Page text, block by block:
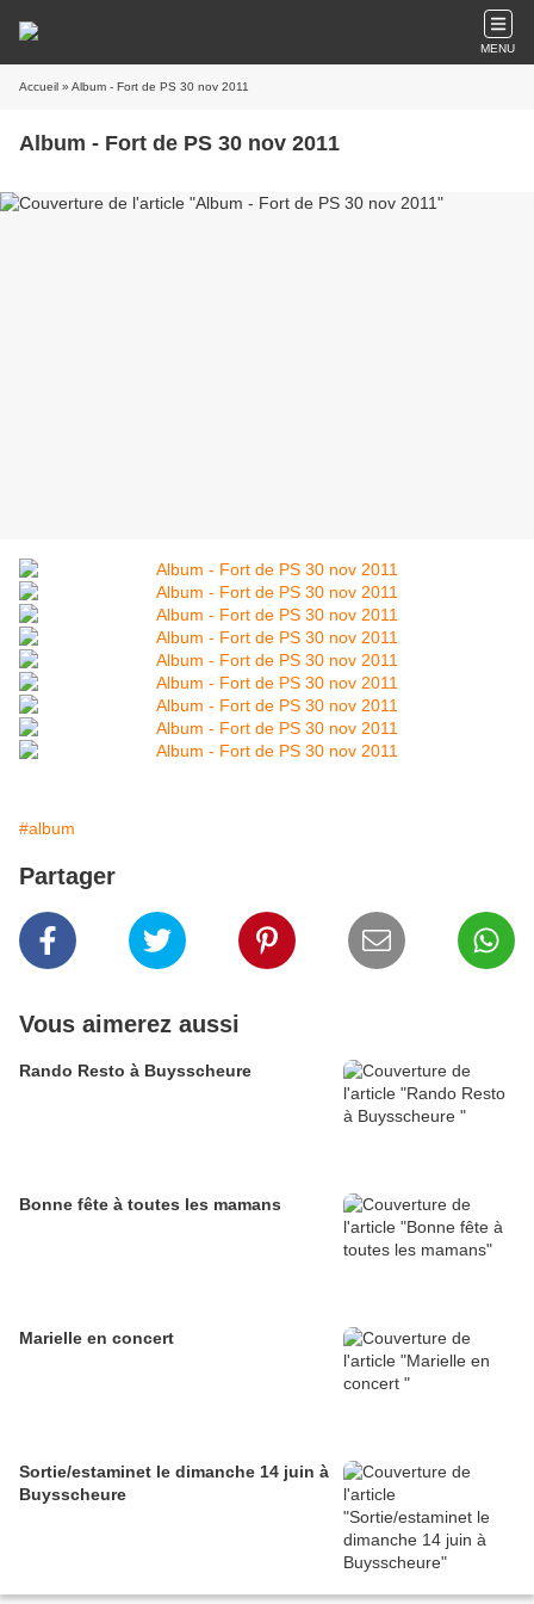
MENU
Accueil » Album - Fort de PS 30 nov 2011
Album - Fort de PS 30 nov 2011
#album
Partager
Vous aimerez aussi
Rando Resto à Buysscheure
Bonne fête à toutes les mamans
Marielle en concert
Sortie/estaminet le dimanche 14 juin à
Buysscheure